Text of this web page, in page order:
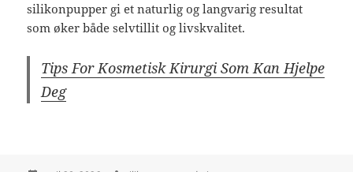
silikonpupper gi et naturlig og langvarig resultat
som øker både selvtillit og livskvalitet.
Tips For Kosmetisk Kirurgi Som Kan Hjelpe
Deg